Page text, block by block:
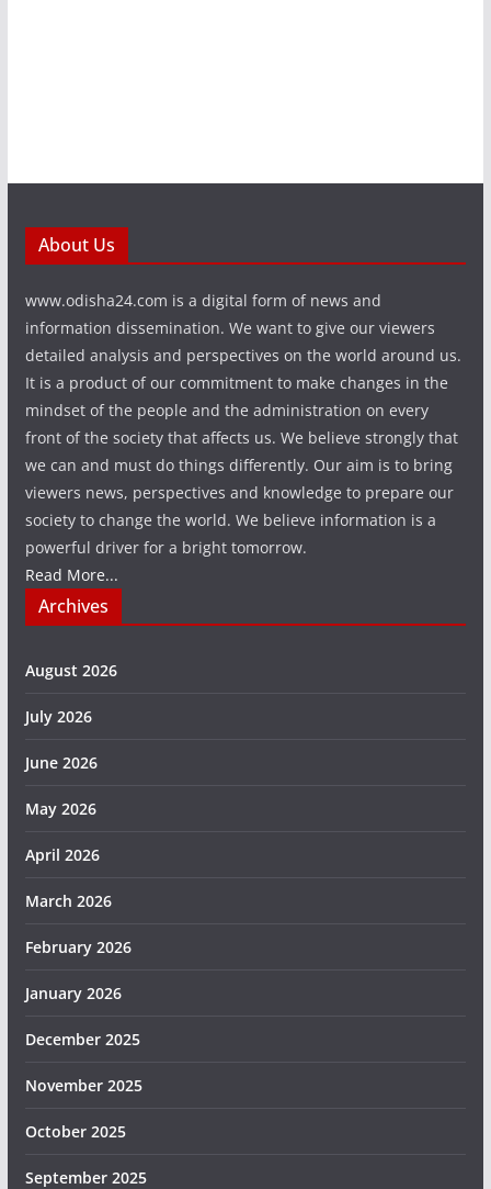
About Us
www.odisha24.com is a digital form of news and
information dissemination. We want to give our viewers
detailed analysis and perspectives on the world around us.
It is a product of our commitment to make changes in the
mindset of the people and the administration on every
front of the society that affects us. We believe strongly that
we can and must do things differently. Our aim is to bring
viewers news, perspectives and knowledge to prepare our
society to change the world. We believe information is a
powerful driver for a bright tomorrow.
Read More...
Archives
August 2026
July 2026
June 2026
May 2026
April 2026
March 2026
February 2026
January 2026
December 2025
November 2025
October 2025
September 2025